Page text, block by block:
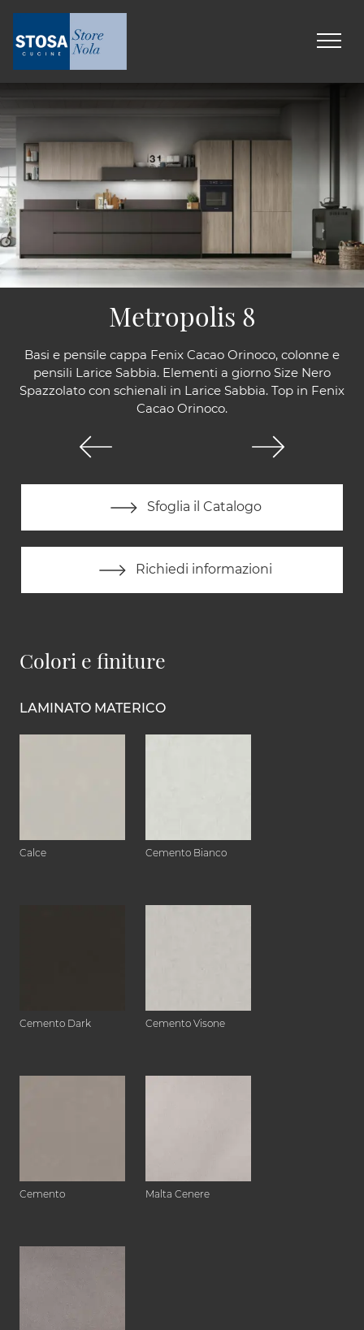
Basi e pensile cappa Fenix Cacao Orinoco, colonne e
pensili Larice Sabbia. Elementi a giorno Size Nero
Spazzolato con schienali in Larice Sabbia. Top in Fenix
Cacao Orinoco.
Sfoglia il Catalogo
Richiedi informazioni
Metropolis 8
Colori e finiture
LAMINATO MATERICO
Calce Cemento Bianco
Cemento Dark Cemento Visone
Cemento Malta Cenere